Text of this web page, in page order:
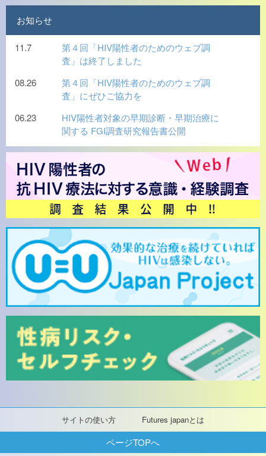
サイトの使い方 Futures japanとは
お知らせ
11.7
第４回「HIV陽性者のためのウェブ調
査」は終了しました
08.26
第４回「HIV陽性者のためのウェブ調
査」にぜひご協力を
06.23
HIV陽性者対象の早期診断・早期治療に
関する FGI調査研究報告書公開
ページTOPへ